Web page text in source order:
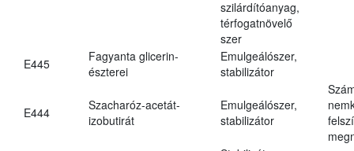
szilárdítóanyag,
térfogatnövelő
szer
E445
Fagyanta glicerin-
észterei
Emulgeálószer,
stabilizátor
E444
Szacharóz-acetát-
izobutirát
Emulgeálószer,
stabilizátor